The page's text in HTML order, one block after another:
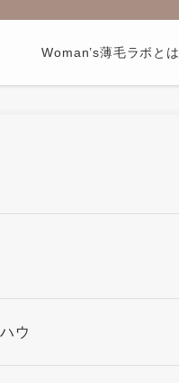
Woman’s薄毛ラボとは
ウ